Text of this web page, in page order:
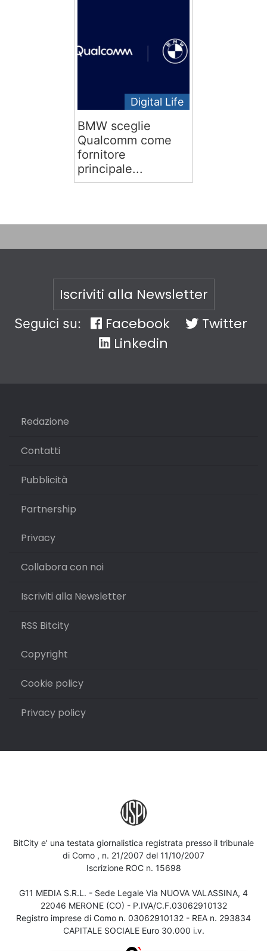
Digital Life
BMW sceglie
Qualcomm come
fornitore
principale...
Iscriviti alla Newsletter
Seguici su: Facebook
Twitter
Linkedin
Redazione
Contatti
Pubblicità
Partnership
Privacy
Collabora con noi
Iscriviti alla Newsletter
RSS Bitcity
Copyright
Cookie policy
Privacy policy
BitCity e' una testata giornalistica registrata presso il tribunale
di Como , n. 21/2007 del 11/10/2007
Iscrizione ROC n. 15698
G11 MEDIA S.R.L. - Sede Legale Via NUOVA VALASSINA, 4
22046 MERONE (CO) - P.IVA/C.F.03062910132
Registro imprese di Como n. 03062910132 - REA n. 293834
CAPITALE SOCIALE Euro 30.000 i.v.